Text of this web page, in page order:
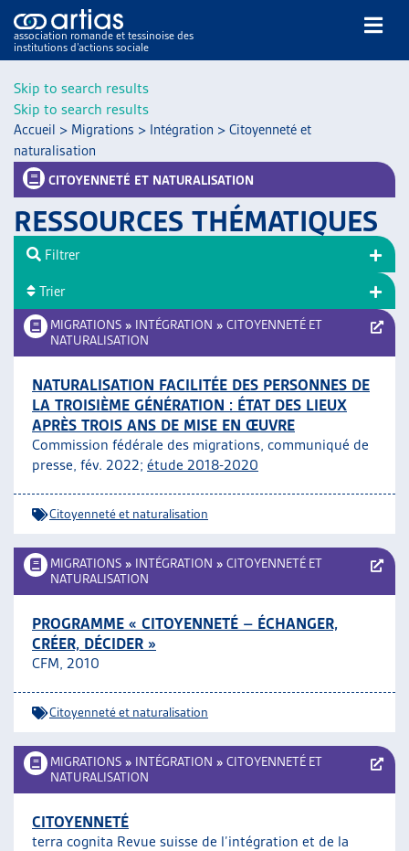
Skip to search results
Skip to search results
association romande et tessinoise des
institutions d’actions sociale
NOS PUBLICATIONS
ARTICLES
VEILLE
RESSOURCES
THÉMATIQUES
AUTRES
ARTIAS
L’ASSOCIATION
PROJETS ET ACTIVITÉS
JOURNÉES D’AUTOMNE
Accueil > Migrations > Intégration > Citoyenneté et
naturalisation
CITOYENNETÉ ET NATURALISATION
RESSOURCES THÉMATIQUES
MIGRATIONS » INTÉGRATION » CITOYENNETÉ ET
NATURALISATION
NATURALISATION FACILITÉE DES PERSONNES DE
LA TROISIÈME GÉNÉRATION : ÉTAT DES LIEUX
APRÈS TROIS ANS DE MISE EN ŒUVRE
Commission fédérale des migrations, communiqué de
presse, fév. 2022; étude 2018-2020
Citoyenneté et naturalisation
MIGRATIONS » INTÉGRATION » CITOYENNETÉ ET
NATURALISATION
PROGRAMME « CITOYENNETÉ – ÉCHANGER,
CRÉER, DÉCIDER »
CFM, 2010
Citoyenneté et naturalisation
MIGRATIONS » INTÉGRATION » CITOYENNETÉ ET
NATURALISATION
CITOYENNETÉ
terra cognita Revue suisse de l’intégration et de la
Filtrer
Trier